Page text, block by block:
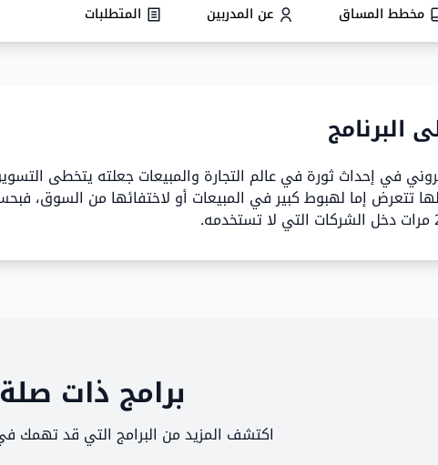
مخطط المساق عن المدربين المتطلبات
البرنامج
في إحداث ثورة في عالم التجارة والمبيعات جعلته يتخطى
تتعرض إما لهبوط كبير في المبيعات أو لاختفائها من السوق،
برامج ذات صلة
اكتشف المزيد من البرامج التي قد تهمك